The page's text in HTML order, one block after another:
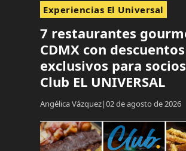
Experiencias El Universal
7 restaurantes
CDMX con descuentos
exclusivos para
Club EL UNIVERSAL
Angélica Vázquez 02 de agosto de 2026